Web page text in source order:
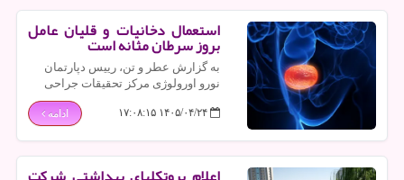
استعمال دخانیات و قلیان عامل
بروز سرطان مثانه است
به گزارش عطر و تن، رییس دپارتمان
نورو اورولوژی مرکز تحقیقات جراحی
مغز بیمارستان شهدای تجریش اظهار
داشت: سرطان مثانه به علت استعمال
۱۴۰۵/۰۴/۲۴ ۱۷:۰۸:۱۵ ادامه